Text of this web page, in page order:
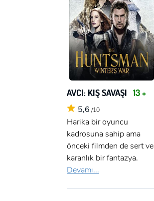
AVCI: KIŞ SAVAŞI 13 +
5,6 /10
Harika bir oyuncu
kadrosuna sahip ama
önceki filmden de sert ve
karanlık bir fantazya.
Devamı...